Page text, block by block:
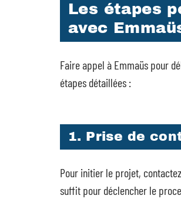
Les étapes
avec
Faire appel à Emmaüs pour
étapes détaillées :
1. Prise de
Pour initier le projet,
suffit pour déclencher le